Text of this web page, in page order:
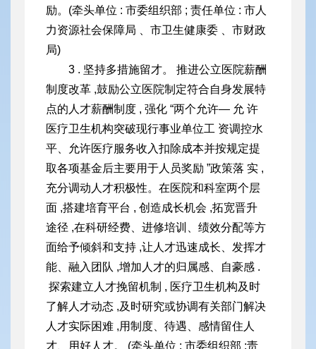
励。(牵头单位 : 市委组织部 ; 责任单位 : 市人
力资源社会保障局 、市卫生健康委 、市财政
局)
3 . 坚持多措施留才。 推进公立医院薪酬
制度改革 ,鼓励公立医院制定符合自身发展特
点的人才薪酬制度 , 强化 “两个允许— 允 许
医疗卫生机构突破现行事业单位工 资调控水
平、允许医疗服务收入扣除成本并按规定提
取各项基金后主要用于人员奖励 ”政策落 实 ,
充分调动人才积极性。在医院和科室两个层
面 ,搭建培育平台 , 创造成长机会 ,拓宽晋升
途径 ,在科研经费、进修培训、绩效分配等方
面给予倾斜和支持 ,让人才迅速成长、发挥才
能、融入团队 ,增加 人才的归属感、自豪感 .
探索建立人才挽留机制 , 医疗卫生机构及时
了解人才动态 ,及时研究或协调有关部门解决
人才实际困难 ,用制度、待遇、感情留住人
才、用好人才。 (牵头单位 : 市委组织部 ;责